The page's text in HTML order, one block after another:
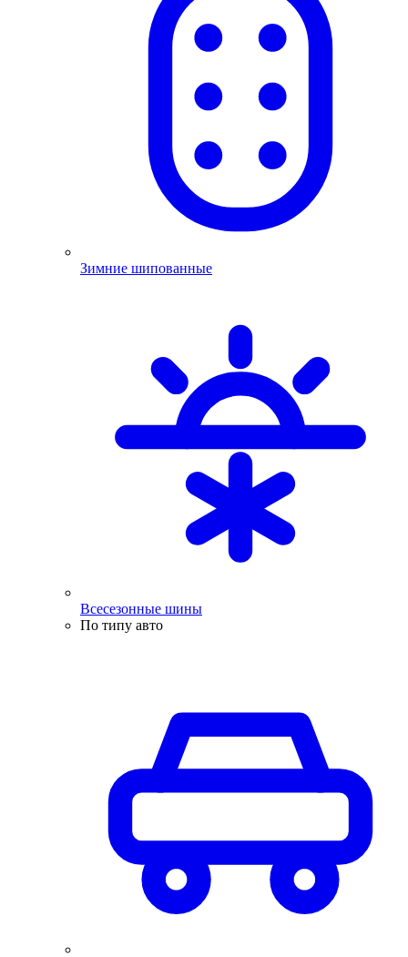
Зимние шипованные
Всесезонные шины
По типу авто